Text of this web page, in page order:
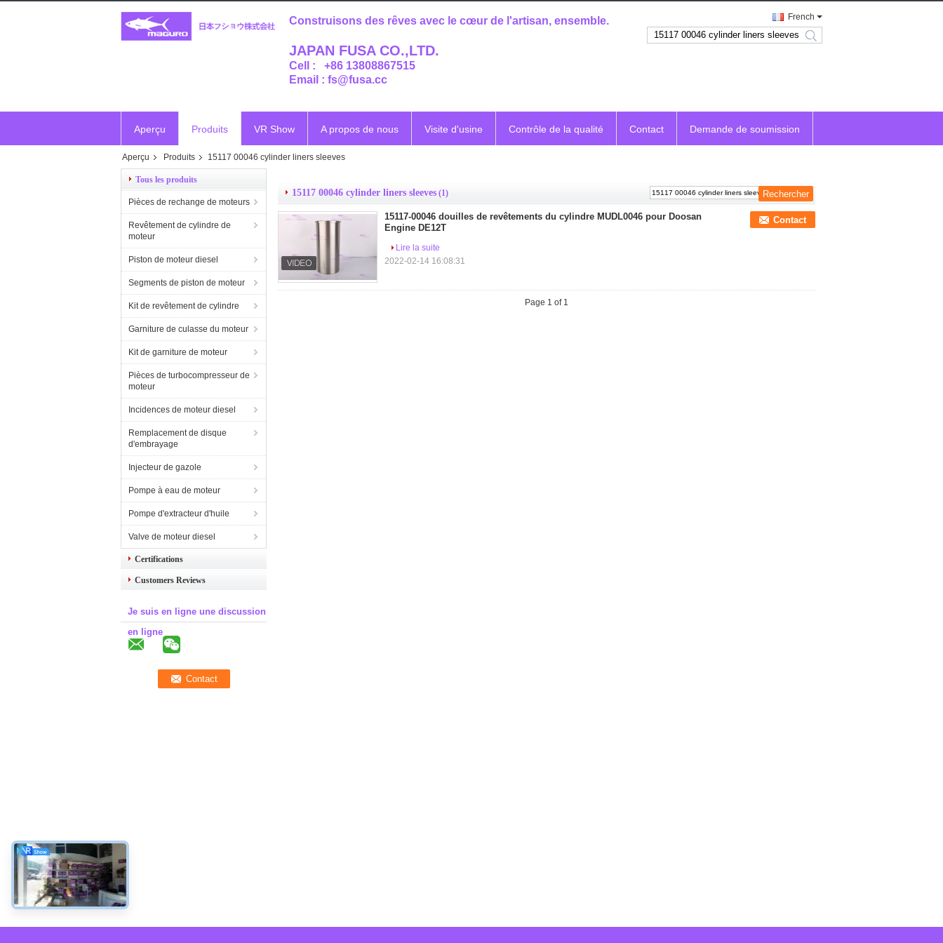
Construisons des rêves avec le cœur de l'artisan, ensemble.
JAPAN FUSA CO.,LTD.
Cell : +86 13808867515
Email : fs@fusa.cc
French
search
Aperçu Produits VR Show A propos de nous Visite d'usine Contrôle de la qualité Contact Demande de soumission
Vr
Aperçu Produits 15117 00046 cylinder liners sleeves
Tous les produits
Pièces de rechange de moteurs
Revêtement de cylindre de
moteur
Piston de moteur diesel
Segments de piston de moteur
Kit de revêtement de cylindre
Garniture de culasse du moteur
Kit de garniture de moteur
Pièces de turbocompresseur de
moteur
Incidences de moteur diesel
Remplacement de disque
d'embrayage
Injecteur de gazole
Pompe à eau de moteur
Pompe d'extracteur d'huile
Valve de moteur diesel
Certifications
Customers Reviews
Je suis en ligne une discussion
en ligne
15117 00046 cylinder liners sleeves (1)
15117-00046 douilles de revêtements du cylindre MUDL0046 pour Doosan
Engine DE12T
Contact
Lire la suite
2022-02-14 16:08:31
Page 1 of 1